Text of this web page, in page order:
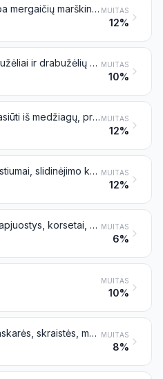
Moteriški arba mergaičių marškinaičiai ir kiti marškinėliai, apatinukai, apatiniai sijonai, trumpikės, kelnaitės, naktiniai marškiniai, pižamos, negližės, maudymosi chalatai, chalatai ir panašūs dirbiniai MUITAS
12%
Kūdikių drabužėliai ir drabužėlių priedai MUITAS
10%
Drabužiai, pasiūti iš medžiagų, priskiriamų 5602, 5603, 5903, 5906 arba 5907 pozicijai MUITAS
12%
Sportiniai kostiumai, slidinėjimo kostiumai ir maudymosi apranga; kiti drabužiai MUITAS
12%
Liemenėlės, apjuostys, korsetai, petnešėlės, petnešos, keliaraiščiai ir panašūs dirbiniai bei jų dalys, megzti ar nerti arba nemegzti ar nenerti MUITAS
6%
MUITAS
10%
Šalikai, kaklaskarės, skraistės, mantilijos, vualiai ir panašūs dirbiniai MUITAS
8%